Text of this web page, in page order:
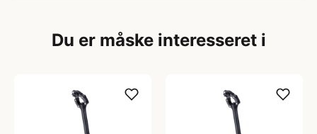
Du er måske interesseret i